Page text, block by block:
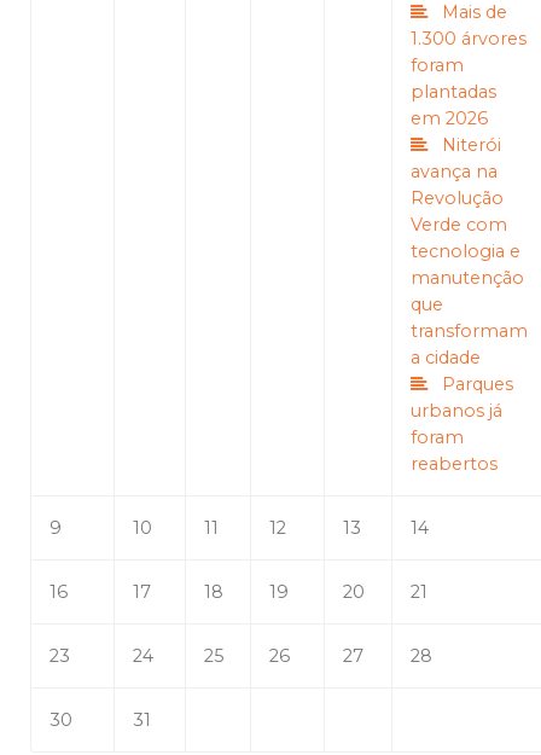
Mais de
1.300 árvores
foram
plantadas
em 2026
Niterói
avança na
Revolução
Verde com
tecnologia e
manutenção
que
transformam
a cidade
Parques
urbanos já
foram
reabertos
9 10 11 12 13 14
16 17 18 19 20 21
23 24 25 26 27 28
30 31